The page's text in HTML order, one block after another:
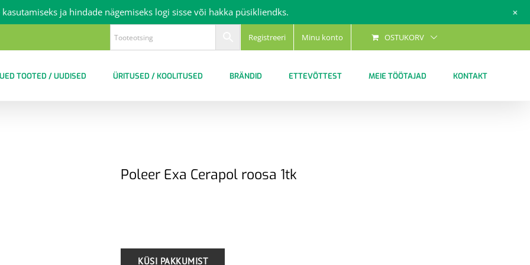
Registreeri Minu konto OSTUKORV
TOOTED / UUDISED ÜRITUSED / KOOLITUSED BRÄNDID ETTEVÕTTEST MEIE TÖÖTAJAD KONTAKT
Poleer Exa Cerapol roosa 1tk
kasutamiseks ja hindade nägemiseks logi sisse või hakka püsikliendks. +